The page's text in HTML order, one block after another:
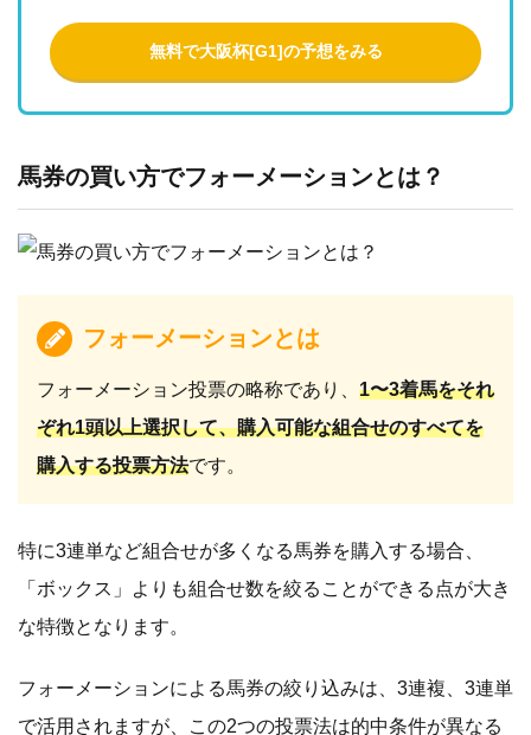
無料で大阪杯[G1]の予想をみる
馬券の買い方でフォーメーションとは？
フォーメーションとは
フォーメーション投票の略称であり、 1〜3着馬をそれ
ぞれ1頭以上選択して、購入可能な組合せのすべてを
購入する投票方法です。
特に3連単など組合せが多くなる馬券を購入する場合、
「ボックス」よりも組合せ数を絞ることができる点が大き
な特徴となります。
フォーメーションによる馬券の絞り込みは、3連複、3連単
で活用されますが、この2つの投票法は的中条件が異なる